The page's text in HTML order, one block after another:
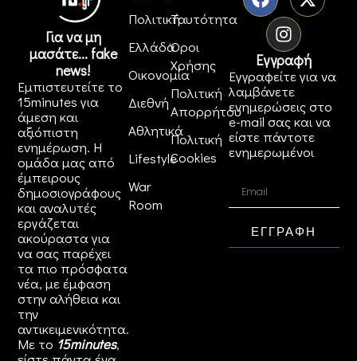
Για να μη
μασάτε... fake
news!
Εμπιστευτείτε το
15minutes για
άμεση και
αξιόπιστη
ενημέρωση. Η
ομάδα μας από
έμπειρους
δημοσιογράφους
και αναλυτές
εργάζεται
ακούραστα για
να σας παρέχει
τα πιο πρόσφατα
νέα, με έμφαση
στην αλήθεια και
την
αντικειμενικότητα.
Με το 15minutes,
Πολιτική
Ελλάδα
Οικονομία
Διεθνή
Αθλητικά
Lifestyle
War
Room
Ταυτότητα
Όροι
Χρήσης
Πολιτική
Απορρήτου
Πολιτική
Cookies
Εγγραφή
Εγγραφείτε για να
λαμβάνετε
ενημερώσεις στο
e-mail σας και να
είστε πάντοτε
ενημερωμένοι
ΕΓΓΡΑΦΗ